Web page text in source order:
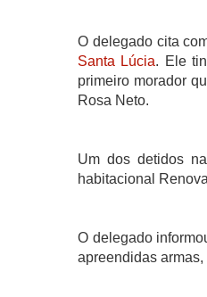
O delegado cita
Santa Lúcia. Ele
primeiro morador
Rosa Neto.
Um dos detidos
habitacional
O delegado
apreendidas